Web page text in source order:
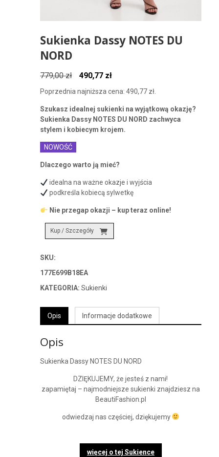
Sukienka Dassy NOTES DU
NORD
779,00zł
Pierwotna
cena
779,00 zł.
490,77 złAktualna
490,77 zł.
Poprzednia najniższa cena: 490,77 zł.
Szukasz idealnej sukienki na wyjątkową okazję?
Sukienka Dassy NOTES DU NORD zachwyca
stylem i kobiecym krojem.
NOWOŚĆ
Dlaczego warto ją mieć?
idealna na ważne okazje i wyjścia
podkreśla kobiecą sylwetkę
Nie przegap okazji – kup teraz online!
Kup / Szczegóły
SKU:
177E699B18EA
KATEGORIA: Sukienki
Opis Informacje dodatkowe
Opis
Sukienka Dassy NOTES DU NORD
DZIĘKUJEMY, że jesteś z nami!
zapamiętaj – najmodniejsze sukienki znajdziesz na
BeautiFashion.pl
odwiedzaj nas częściej, dziękujemy
więcej o tej Sukience